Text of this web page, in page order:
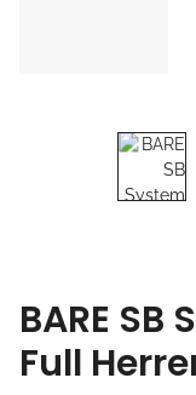
BARE SB
Full